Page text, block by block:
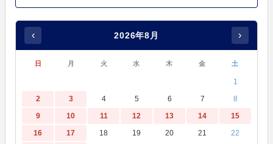
‹ 2026年8月 ›
日 月 火 水 木 金 土
1
2
3 4 5 6 7
8
9
10 11 12 13 14
15
16
17 18 19 20 21
22